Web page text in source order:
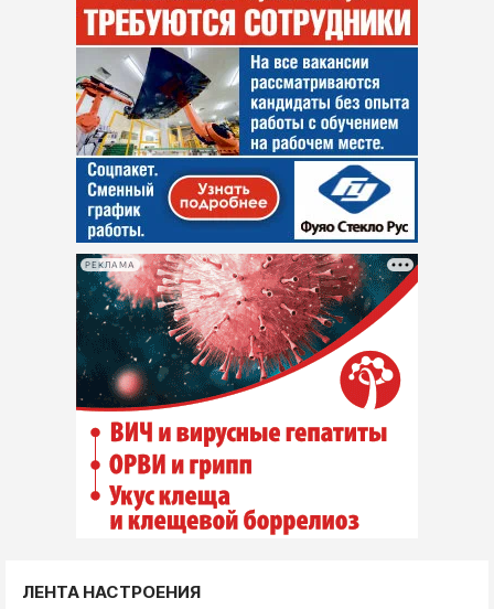
РЕКЛАМА
ЛЕНТА НАСТРОЕНИЯ